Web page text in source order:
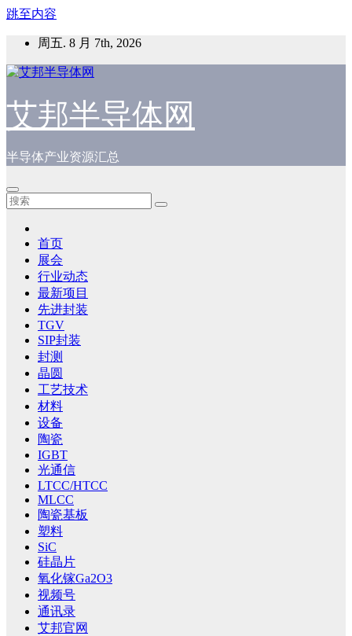
跳至内容
周五. 8 月 7th, 2026
艾邦半导体网
半导体产业资源汇总
首页
展会
行业动态
最新项目
先进封装
TGV
SIP封装
封测
晶圆
工艺技术
材料
设备
陶瓷
IGBT
光通信
LTCC/HTCC
MLCC
陶瓷基板
塑料
SiC
硅晶片
氧化镓Ga2O3
视频号
通讯录
艾邦官网